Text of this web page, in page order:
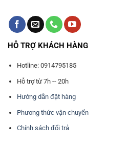
HỖ TRỢ KHÁCH HÀNG
Hotline: 0914795185
Hỗ trợ từ 7h -- 20h
Hướng dẫn đặt hàng
Phương thức vận chuyển
Chính sách đổi trả